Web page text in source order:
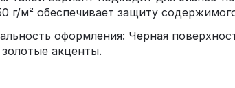
г/м² обеспечивает защиту
оформления: Черная
акценты.